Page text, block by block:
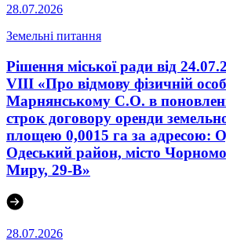
28.07.2026
Земельні питання
Рішення міської ради від
VIII «Про відмову фізичній
Марнянському С.О. в
строк договору оренди
площею 0,0015 га за адресою:
Одеський район, місто
Миру, 29-В»
28.07.2026